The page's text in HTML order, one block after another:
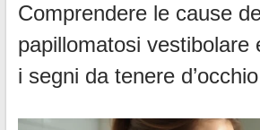
Comprendere le cause
papillomatosi vestibolare
i segni da tenere d’occhio